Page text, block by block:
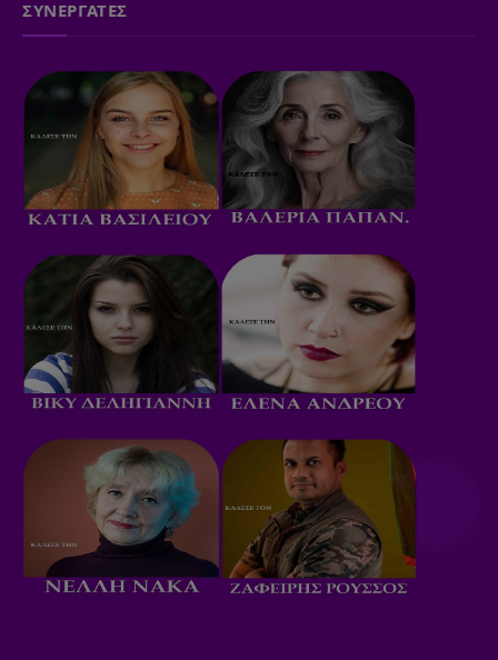
ΣΥΝΕΡΓΑΤΕΣ